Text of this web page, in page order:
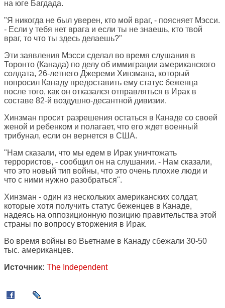
на юге Багдада.
"Я никогда не был уверен, кто мой враг, - поясняет Мэсси.
- Если у тебя нет врага и если ты не знаешь, кто твой
враг, то что ты здесь делаешь?"
Эти заявления Мэсси сделал во время слушания в
Торонто (Канада) по делу об иммиграции американского
солдата, 26-летнего Джереми Хинзмана, который
попросил Канаду предоставить ему статус беженца
после того, как он отказался отправляться в Ирак в
составе 82-й воздушно-десантной дивизии.
Хинзман просит разрешения остаться в Канаде со своей
женой и ребенком и полагает, что его ждет военный
трибунал, если он вернется в США.
"Нам сказали, что мы едем в Ирак уничтожать
террористов, - сообщил он на слушании. - Нам сказали,
что это новый тип войны, что это очень плохие люди и
что с ними нужно разобраться".
Хинзман - один из нескольких американских солдат,
которые хотя получить статус беженцев в Канаде,
надеясь на оппозиционную позицию правительства этой
страны по вопросу вторжения в Ирак.
Во время войны во Вьетнаме в Канаду сбежали 30-50
тыс. американцев.
Источник: The Independent